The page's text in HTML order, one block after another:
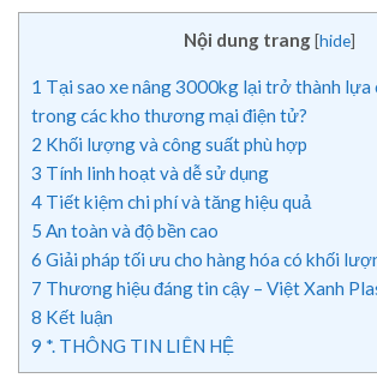
Nội dung trang [hide]
1 Tại sao xe nâng 3000kg lại trở thành lựa
trong các kho thương mại điện tử?
2 Khối lượng và công suất phù hợp
3 Tính linh hoạt và dễ sử dụng
4 Tiết kiệm chi phí và tăng hiệu quả
5 An toàn và độ bền cao
6 Giải pháp tối ưu cho hàng hóa có khối
7 Thương hiệu đáng tin cậy – Việt Xanh
8 Kết luận
9 *. THÔNG TIN LIÊN HỆ